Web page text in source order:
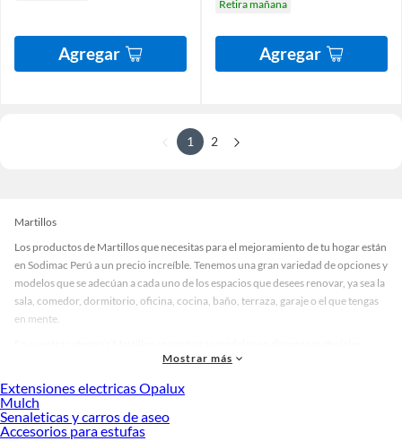
Agregar
Retira mañana
Agregar
1 2
Martillos
Los productos de Martillos que necesitas para el mejoramiento de tu hogar están
en Sodimac Perú a un precio increíble. Tenemos una gran variedad de opciones y
modelos que se adecúan a cada uno de los espacios que desees renovar, ya sea la
sala, comedor, dormitorio, oficina, cocina, baño, terraza, garaje o el que tengas
en mente.
medidas, colores y demás características específicas de tu preferencia. Recuerda
proyectos en las mejores marcas de calidad y con garantía.
Precios de Martillos en Sodimac Perú
Mostrar más
Extensiones electricas Opalux
Mulch
Senaleticas y carros de aseo
Accesorios para estufas